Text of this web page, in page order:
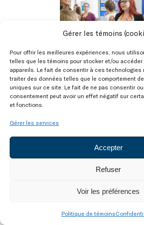
Gérer les témoins
Pour offrir les meilleures expériences, nous
telles que les témoins pour stocker et/ou
appareils. Le fait de consentir à ces technologies
traiter des données telles que le comportement
uniques sur ce site. Le fait de ne pas consentir
consentement peut avoir un effet négatif sur
et fonctions.
Gérer les services
Accepter
Refuser
Voir les préférences
Politique de témoins